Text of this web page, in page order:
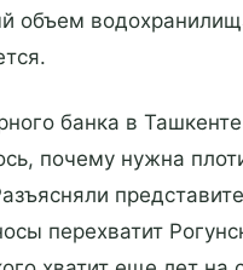
объем
банка в Ташкенте
почему нужна
перехватит